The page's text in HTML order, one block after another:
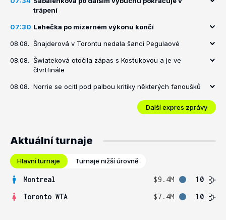
trápení
07:30 Lehečka po mizerném výkonu končí
08.08. Šnajderová v Torontu nedala šanci Pegulaové
08.08. Šwiateková otočila zápas s Kosťukovou a je ve
čtvrtfinále
08.08. Norrie se ocitl pod palbou kritiky některých fanoušků
Další expres zprávy
Aktuální turnaje
Hlavní turnaje Turnaje nižší úrovně
Montreal $9.4M
10
Toronto WTA
$7.4M 10